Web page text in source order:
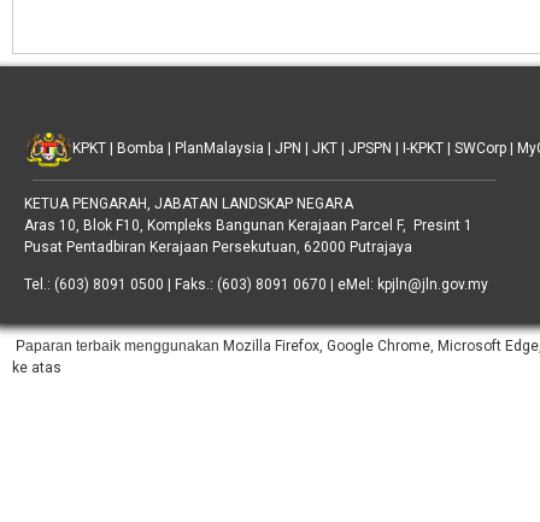
KPKT Bomba PlanMalaysia JPN JKT JPSPN I-KPKT SWCorp
KETUA PENGARAH, JABATAN LANDSKAP NEGARA
Aras 10, Blok F10, Kompleks Bangunan Kerajaan Parcel F, Presint 1
Pusat Pentadbiran Kerajaan Persekutuan, 62000 Putrajaya
Tel.: (603) 8091 0500 | Faks.: (603) 8091 0670 | eMel: kpjln@jln.gov.my
Paparan terbaik menggunakan Mozilla Firefox, Google Chrome, Microsoft
ke atas